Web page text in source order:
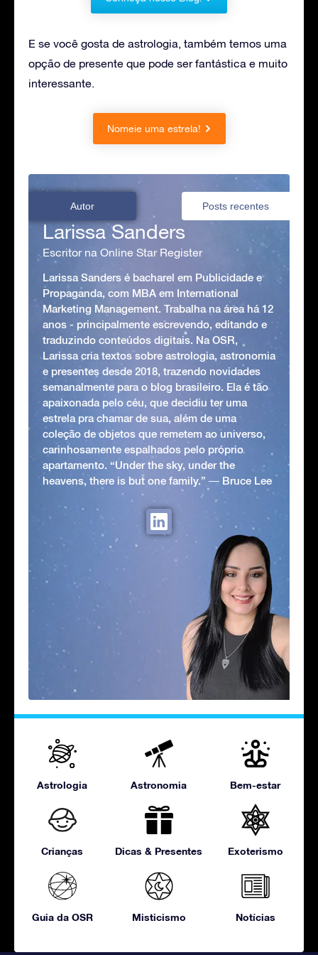
E se você gosta de astrologia, também temos uma
opção de presente que pode ser fantástica e muito
interessante.
Nomeie uma estrela!
Autor Posts recentes
Larissa Sanders
Escritor na Online Star Register
Larissa Sanders é bacharel em Publicidade e
Propaganda, com MBA em International
Marketing Management. Trabalha na área há 12
anos - principalmente escrevendo, editando e
traduzindo conteúdos digitais. Na OSR,
Larissa cria textos sobre astrologia, astronomia
e presentes desde 2018, trazendo novidades
semanalmente para o blog brasileiro. Ela é tão
apaixonada pelo céu, que decidiu ter uma
estrela pra chamar de sua, além de uma
coleção de objetos que remetem ao universo,
carinhosamente espalhados pelo próprio
apartamento. “Under the sky, under the
heavens, there is but one family.” ― Bruce Lee
Astrologia Astronomia Bem-estar
Crianças Dicas & Presentes Exoterismo
Guia da OSR Misticismo Notícias